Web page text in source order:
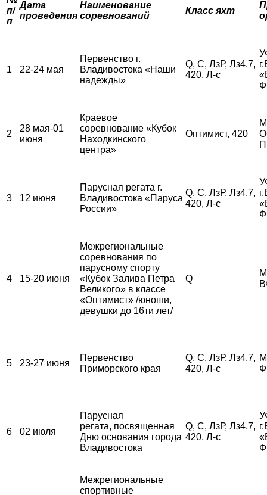
п/
п
Дата
проведения
Наименование
соревнований
Класс яхт
1 22-24 мая
Первенство г.
Владивостока «Наши
надежды»
Q, С, ЛзР, Лз4.7,
420, Л-с
2
28 мая-01
июня
Краевое
соревнование «Кубок
Находкинского
центра»
Оптимист, 420
3 12 июня
Парусная регата г.
Владивостока «Паруса
России»
Q, С, ЛзР, Лз4.7,
420, Л-с
4 15-20 июня
Межрегиональные
соревнования по
парусному спорту
«Кубок Залива Петра
Великого» в классе
«Оптимист» /юноши,
девушки до 16ти лет/
Q
5 23-27 июня
Первенство
Приморского края
Q, С, ЛзР, Лз4.7,
420, Л-с
6 02 июля
Парусная
регата, посвященная
Дню основания города
Владивостока
Q, С, ЛзР, Лз4.7,
420, Л-с
Межрегиональные
спортивные